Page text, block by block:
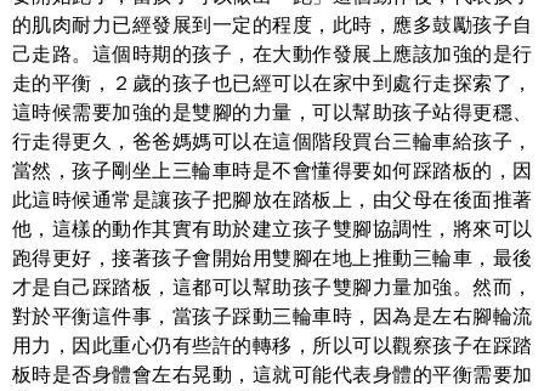
的肌肉耐力已經發展到一定的程度，此時，應多鼓勵孩子自
己走路。這個時期的孩子，在大動作發展上應該加強的是行
走的平衡，２歲的孩子也已經可以在家中到處行走探索了，
這時候需要加強的是雙腳的力量，可以幫助孩子站得更穩、
行走得更久，爸爸媽媽可以在這個階段買台三輪車給孩子，
當然，孩子剛坐上三輪車時是不會懂得要如何踩踏板的，因
此這時候通常是讓孩子把腳放在踏板上，由父母在後面推著
他，這樣的動作其實有助於建立孩子雙腳協調性，將來可以
跑得更好，接著孩子會開始用雙腳在地上推動三輪車，最後
才是自己踩踏板，這都可以幫助孩子雙腳力量加強。然而，
對於平衡這件事，當孩子踩動三輪車時，因為是左右腳輪流
用力，因此重心仍有些許的轉移，所以可以觀察孩子在踩踏
板時是否身體會左右晃動，這就可能代表身體的平衡需要加